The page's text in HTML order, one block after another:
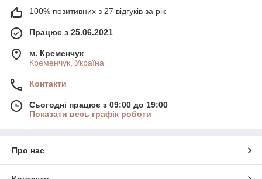
100% позитивних з 27 відгуків за рік
Працює з 25.06.2021
м. Кременчук
Кременчук, Україна
Контакти
Сьогодні працює з 09:00 до 19:00
Показати весь графік роботи
Про нас